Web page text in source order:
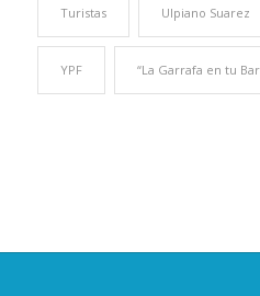
Turistas Ulpiano Suarez
YPF “La Garrafa en tu